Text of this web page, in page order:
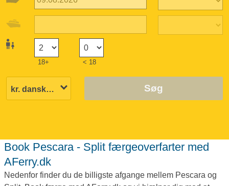
18+ < 18
Søg
Book Pescara - Split færgeoverfarter med
AFerry.dk
Nedenfor finder du de billigste afgange mellem Pescara og